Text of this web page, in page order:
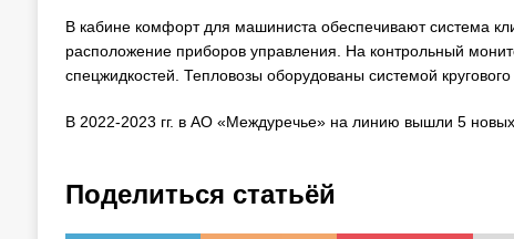
В кабине комфорт для машиниста обеспечивают система
расположение приборов управления. На контрольный
спецжидкостей. Тепловозы оборудованы системой
В 2022-2023 гг. в АО «Междуречье» на линию вышли 5
Поделиться статьёй